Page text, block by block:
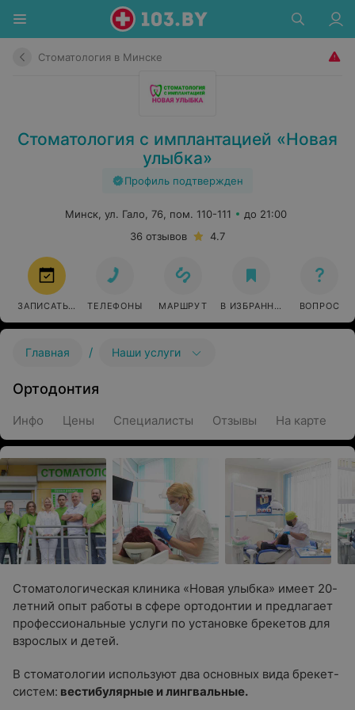
Стоматология в Минске
Стоматология с имплантацией «Новая
улыбка»
Профиль подтвержден
Минск, ул. Гало, 76, пом. 110-111
до 21:00
36 отзывов
4.7
ЗАПИСАТЬСЯ ТЕЛЕФОНЫ МАРШРУТ В ИЗБРАННОЕ ВОПРОС
Главная / Наши услуги
Ортодонтия
Инфо Цены Специалисты Отзывы На карте
Стоматологическая клиника «Новая улыбка» имеет 20-
летний опыт работы в сфере ортодонтии и предлагает
профессиональные услуги по установке брекетов для
взрослых и детей.
В стоматологии используют два основных вида брекет-
систем: вестибулярные и лингвальные.